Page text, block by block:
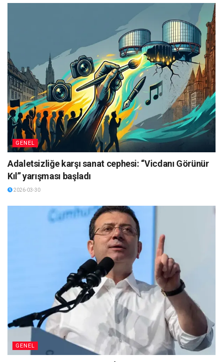
GENEL
Adaletsizliğe karşı sanat cephesi: “Vicdanı Görünür
Kıl” yarışması başladı
2026-03-30
GENEL